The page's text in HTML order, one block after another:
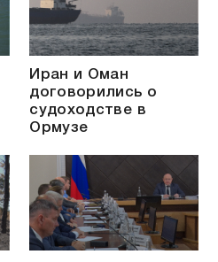
Иран и Оман
договорились о
судоходстве в
Ормузе